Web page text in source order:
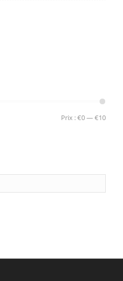
Prix :€0—€10